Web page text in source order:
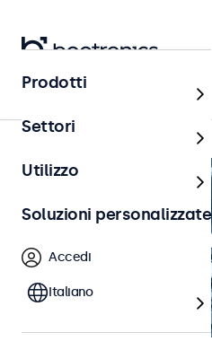
Ferrovia
Prodotti
Settori
Utilizzo
Soluzioni personalizzate
Accedi
Italiano